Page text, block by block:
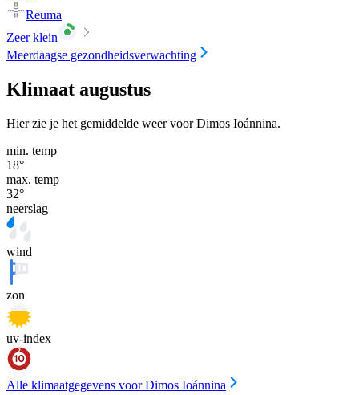
Reuma
Zeer klein
Meerdaagse gezondheidsverwachting
Klimaat augustus
Hier zie je het gemiddelde weer voor Dimos Ioánnina.
min. temp
18°
max. temp
32°
neerslag
wind
zon
uv-index
Alle klimaatgegevens voor Dimos Ioánnina